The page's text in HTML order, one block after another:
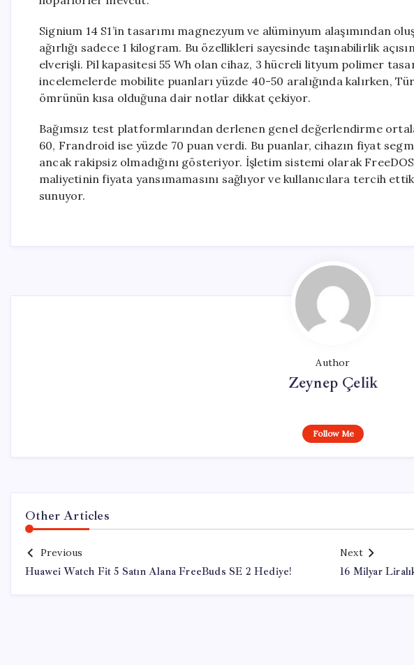
Signium 14 S1’in tasarımı magnezyum ve alüminyum alaşımından
ağırlığı sadece 1 kilogram. Bu özellikleri sayesinde taşınabilirlik
elverişli. Pil kapasitesi 55 Wh olan cihaz, 3 hücreli lityum polimer
incelemelerde mobilite puanları yüzde 40-50 aralığında kalırken,
ömrünün kısa olduğuna dair notlar dikkat çekiyor.
Bağımsız test platformlarından derlenen genel değerlendirme
60, Frandroid ise yüzde 70 puan verdi. Bu puanlar, cihazın fiyat
ancak rakipsiz olmadığını gösteriyor. İşletim sistemi olarak
maliyetinin fiyata yansımamasını sağlıyor ve kullanıcılara tercih
sunuyor.
Author
Zeynep Çelik
Follow Me
Other Articles
Previous
Huawei Watch Fit 5 Satın Alana FreeBuds SE 2 Hediye!
Next
16 Milyar